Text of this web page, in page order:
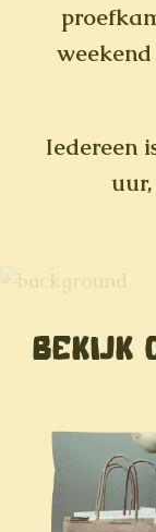
Iedereen
BEKIJK